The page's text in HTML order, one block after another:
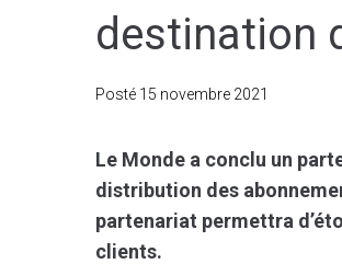
destination
Posté 15 novembre 2021
Le Monde a conclu un
distribution des
partenariat permettra
clients.